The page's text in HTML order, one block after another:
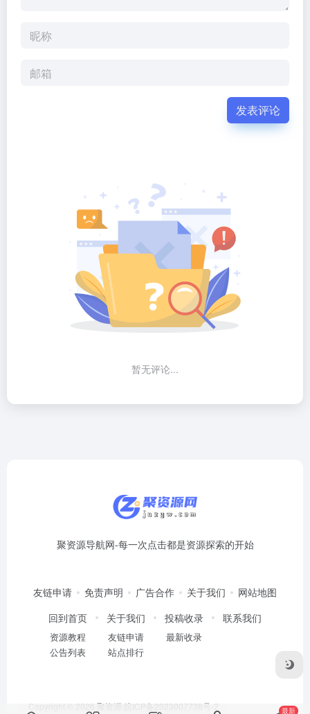
发表评论
暂无评论...
聚资源导航网-每一次点击都是资源探索的开始
友链申请 免责声明 广告合作 关于我们
网站地图
回到首页
资源教程
公告列表
关于我们
友链申请
站点排行
投稿收录
最新收录
联系我们
Copyright © 2026 聚资源 皖ICP备2023007738号-2 最新